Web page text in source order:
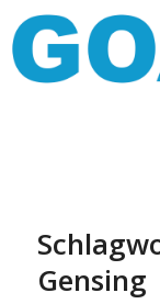
Gensing